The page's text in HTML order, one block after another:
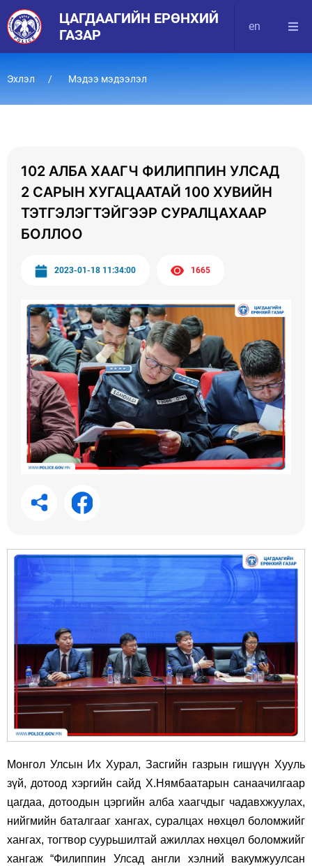
ЦАГДААГИЙН ЕРӨНХИЙ
ГАЗАР
en
Эхлэл Мэдээ мэдээлэл
102 АЛБА ХААГЧ ФИЛИППИН УЛСАД
2 САРЫН ХУГАЦААТАЙ 100 ХУВИЙН
ТЭТГЭЛЭГТЭЙГЭЭР СУРАЛЦАХААР
БОЛЛОО
2023-01-18 11:34:00 1665
Монгол Улсын Их Хурал, Засгийн газрын гишүүн Хууль
зүй, дотоод хэргийн сайд Х.Нямбаатарын санаачилгаар
цагдаа, дотоодын цэргийн алба хаагчдыг чадавхжуулах,
нийгмийн баталгааг хангах, суралцах нөхцөл боломжийг
хангах, тогтвор суурьшилтай ажиллах нөхцөл боломжийг
хангаж “Филиппин Улсад англи хэлний вакумжуулсан